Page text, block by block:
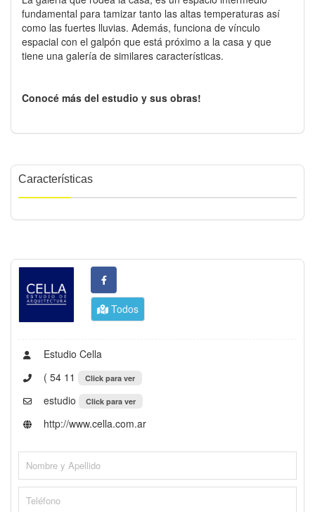
fundamental para tamizar tanto las altas temperaturas así
como las fuertes lluvias. Además, funciona de vínculo
espacial con el galpón que está próximo a la casa y que
tiene una galería de similares características.
Conocé más del estudio y sus obras!
Características
Todos
Estudio Cella
( 54 11
Click para ver
estudio Click para ver
http://www.cella.com.ar